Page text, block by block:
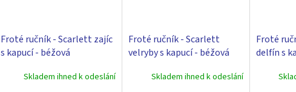
Froté ručník - Scarlett zajíc
s kapucí - béžová
Skladem ihned k odeslání
Froté ručník - Scarlett
velryby s kapucí - béžová
Skladem ihned k odeslání
Froté
delfín s